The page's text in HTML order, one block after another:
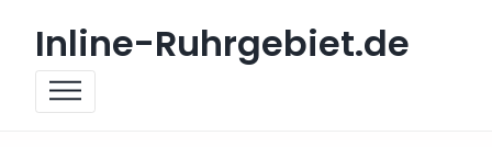
Inline-Ruhrgebiet.de